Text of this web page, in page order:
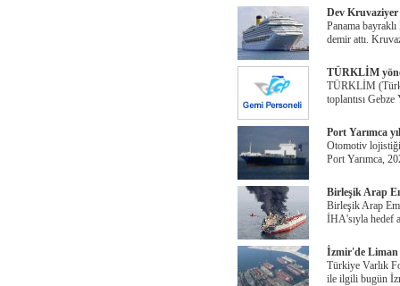
Dev
Panama
demir attı.
TÜRKLİM
TÜRKLİM
toplantısı
Port Yarımca
Otomotiv
Port Yarımca,
Birleşik Arap
Birleşik Arap
İHA'sıyla hedef
İzmir'de Liman
Türkiye Varlık
ile ilgili bugün